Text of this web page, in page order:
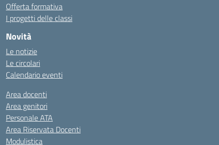
Offerta formativa
I progetti delle classi
Novità
Le notizie
Le circolari
Calendario eventi
Area docenti
Area genitori
Personale ATA
Area Riservata Docenti
Modulistica